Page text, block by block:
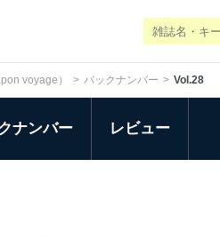
voyage） バックナンバー Vol.28
ナンバー レビュー